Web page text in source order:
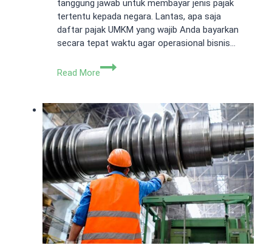
tanggung jawab untuk membayar jenis pajak
tertentu kepada negara. Lantas, apa saja
daftar pajak UMKM yang wajib Anda bayarkan
secara tepat waktu agar operasional bisnis…
Read More
5
yang
Harus
Dibayarkan
Tepat
Waktu